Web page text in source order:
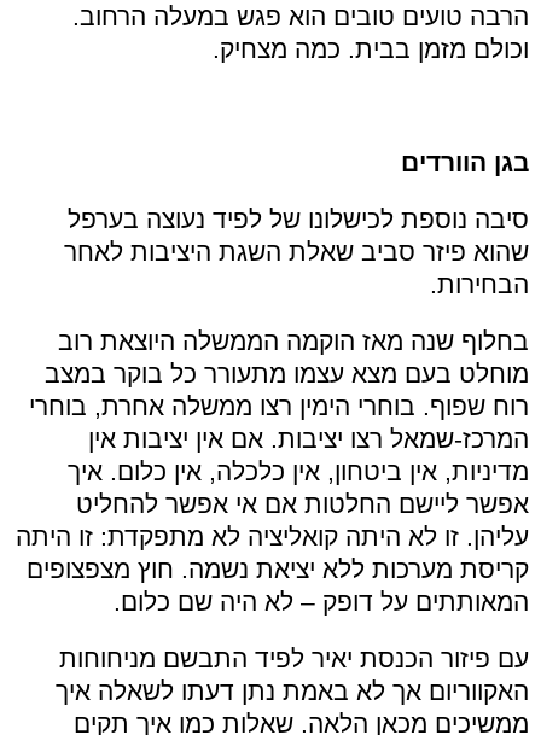
הרבה טועים טובים הוא פגש במעלה הרחוב.
וכולם מזמן בבית. כמה מצחיק.
בגן הוורדים
סיבה נוספת לכישלונו של לפיד נעוצה בערפל
שהוא פיזר סביב שאלת השגת היציבות לאחר
הבחירות.
בחלוף שנה מאז הוקמה הממשלה היוצאת רוב
מוחלט בעם מצא עצמו מתעורר כל בוקר במצב
רוח שפוף. בוחרי הימין רצו ממשלה אחרת, בוחרי
המרכז-שמאל רצו יציבות. אם אין יציבות אין
מדיניות, אין ביטחון, אין כלכלה, אין כלום. איך
אפשר ליישם החלטות אם אי אפשר להחליט
עליהן. זו לא היתה קואליציה לא מתפקדת: זו היתה
קריסת מערכות ללא יציאת נשמה. חוץ מצפצופים
המאותתים על דופק – לא היה שם כלום.
עם פיזור הכנסת יאיר לפיד התבשם מניחוחות
האקווריום אך לא באמת נתן דעתו לשאלה איך
ממשיכים מכאן הלאה. שאלות כמו איך תקים